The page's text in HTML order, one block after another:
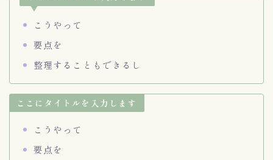
こうやって
要点を
整理することもできるし
ここにタイトルを入力します
こうやって
要点を